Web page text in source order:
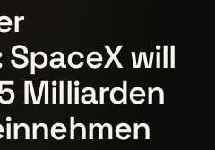
will
Milliarden